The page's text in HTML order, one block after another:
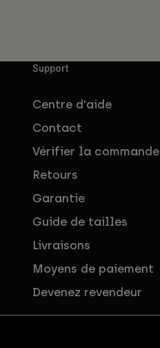
Support
Centre d'aide
Contact
Vérifier la commande
Retours
Garantie
Guide de tailles
Livraisons
Moyens de paiement
Devenez revendeur